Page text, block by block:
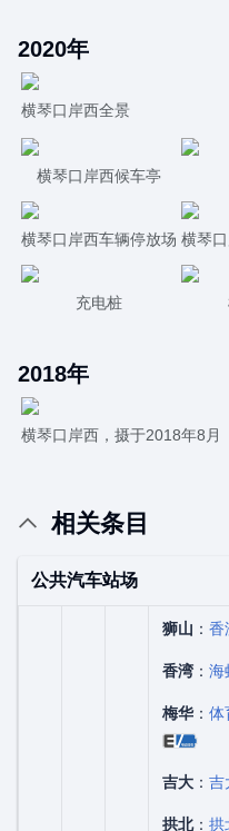
2020年
横琴口岸西全景
横琴口岸西候车亭
横琴口岸西车辆停放场 横琴
充电桩
2018年
横琴口岸西，摄于2018年8月
相关条目
公共汽车站场
狮山 ： 香
香湾 ： 海
梅华： 体
吉大 ： 吉
拱北： 拱